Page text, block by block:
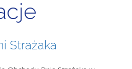
Strażaka